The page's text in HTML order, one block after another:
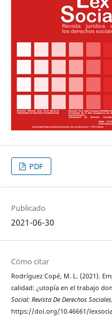
PDF
Publicado
2021-06-30
Cómo citar
Rodríguez Copé, M. L. (2021).
calidad: ¿utopía en el trabajo
Social: Revista De Derechos Sociales,
https://doi.org/10.46661/